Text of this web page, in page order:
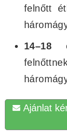
felnőtt
14–18
Ajánlat